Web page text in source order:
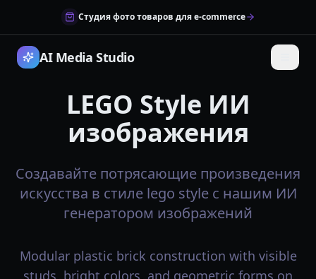
Студия фото товаров для e-commerce
AI Media Studio
LEGO Style ИИ
изображения
Создавайте потрясающие произведения
искусства в стиле lego style с нашим ИИ
генератором изображений
Modular plastic brick construction with visible
studs, bright colors, and geometric forms on